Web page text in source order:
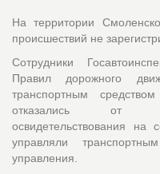
На территории
происшествий не
Сотрудники
Правил дорожного
транспортным
отказались от
освидетельствования на
управляли
управления.